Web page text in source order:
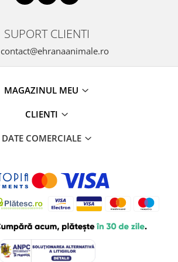
SUPORT CLIENTI
contact@ehranaanimale.ro
MAGAZINUL MEU
CLIENTI
DATE COMERCIALE